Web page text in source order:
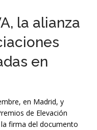
la alianza
en
en Madrid, y
de Elevación
firma del documento